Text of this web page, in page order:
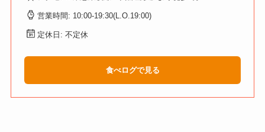
営業時間: 10:00-19:30(L.O.19:00)
定休日: 不定休
食べログで見る